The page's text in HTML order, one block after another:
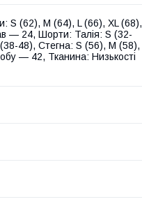
S (62), M (64), L (66), XL (68),
— 24, Шорти: Талія: S (32-
48), Стегна: S (56), M (58),
— 42, Тканина: Низькості